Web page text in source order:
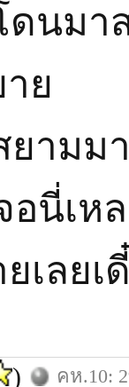
นมา
ย
ามม
อนี่เห
ยเล
) คห.10: